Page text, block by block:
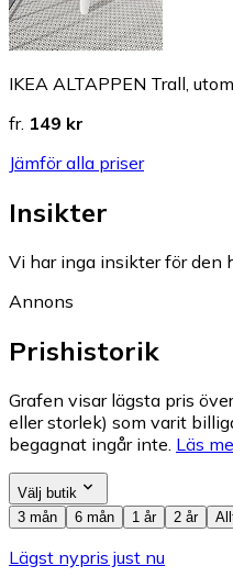
IKEA ALTAPPEN Trall,
fr. 149 kr
Jämför alla priser
Insikter
Vi har inga insikter för den
Annons
Prishistorik
Grafen visar lägsta pris
eller storlek) som varit
begagnat ingår inte. Läs
Välj butik
3 mån
6 mån 1 år 2 år
Lägst nypris just nu